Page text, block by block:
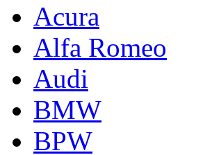
Acura
Alfa Romeo
Audi
BMW
BPW